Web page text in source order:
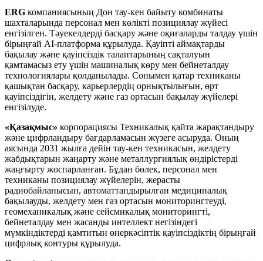
ERG компаниясының Дон тау-кен байыту комбинаты
шахталарында персонал мен көлікті позициялау жүйесі
енгізілген. Тәуекелдерді басқару және оқиғаларды талдау үшін
бірыңғай AI-платформа құрылуда. Қауіпті аймақтарды
бақылау және қауіпсіздік талаптарының сақталуын
қамтамасыз ету үшін машиналық көру мен бейнеталдау
технологиялары қолданылады. Сонымен қатар техниканы
қашықтан басқару, карьерлердің орнықтылығын, өрт
қауіпсіздігін, желдету және газ ортасын бақылау жүйелері
енгізілуде.
«Қазақмыс» корпорациясы Техникалық қайта жарақтандыру
және цифрландыру бағдарламасын жүзеге асыруда. Оның
аясында 2031 жылға дейін тау-кен техникасын, желдету
жабдықтарын жаңарту және металлургиялық өндірістерді
жаңғырту жоспарланған. Бұдан бөлек, персонал мен
техниканы позициялау жүйелерін, жерасты
радиобайланысын, автоматтандырылған медициналық
бақылауды, желдету мен газ ортасын мониторингтеуді,
геомеханикалық және сейсмикалық мониторингті,
бейнеталдау мен жасанды интеллект негізіндегі
мүмкіндіктерді қамтитын өнеркәсіптік қауіпсіздіктің бірыңғай
цифрлық контуры құрылуда.